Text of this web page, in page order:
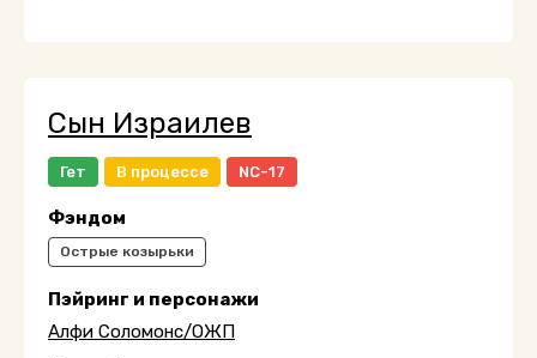
Сын Израилев
Гет В процессе NC-17
Фэндом
Острые козырьки
Пэйринг и персонажи
Алфи Соломонс/ОЖП